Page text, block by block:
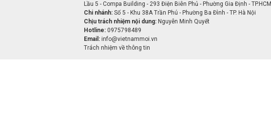
Lầu 5 - Compa Building - 293 Điện Biên Phủ - Phường Gia Định - TP.HCM
Chi nhánh: Số 5 - Khu 38A Trần Phú - Phường Ba Đình - TP. Hà Nội
Chịu trách nhiệm nội dung: Nguyễn Minh Quyết
Hotline: 0975798489
Email: info@vietnammoi.vn
Trách nhiệm về thông tin